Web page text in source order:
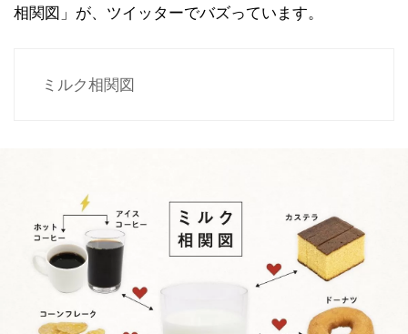
相関図」が、ツイッターでバズっています。
ミルク相関図